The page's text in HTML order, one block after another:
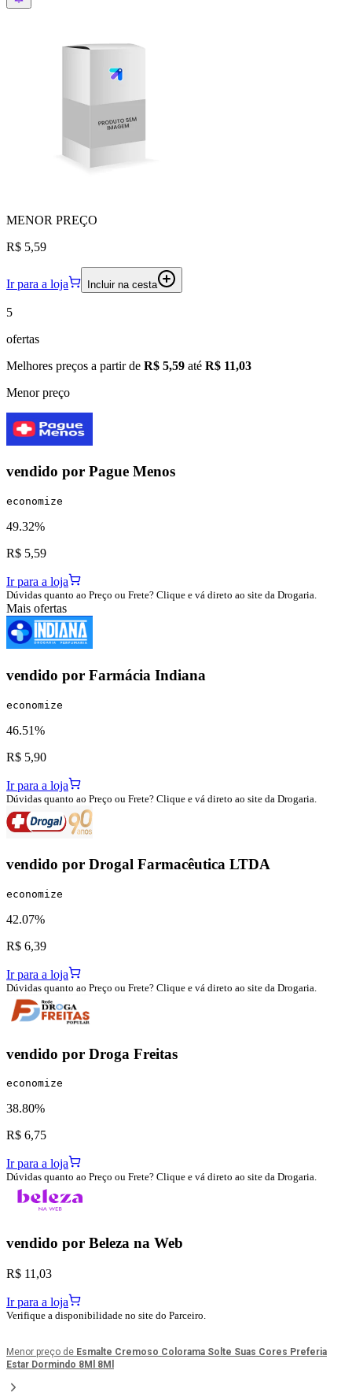
MENOR PREÇO
R$ 5,59
Ir para a loja Incluir na cesta
5
ofertas
Melhores preços a partir de R$ 5,59 até R$ 11,03
Menor preço
vendido por Pague Menos
economize
49.32%
R$ 5,59
Ir para a loja
Dúvidas quanto ao Preço ou Frete? Clique e vá direto ao site da Drogaria.
Mais ofertas
vendido por Farmácia Indiana
economize
46.51%
R$ 5,90
Ir para a loja
Dúvidas quanto ao Preço ou Frete? Clique e vá direto ao site da Drogaria.
vendido por Drogal Farmacêutica LTDA
economize
42.07%
R$ 6,39
Ir para a loja
Dúvidas quanto ao Preço ou Frete? Clique e vá direto ao site da Drogaria.
vendido por Droga Freitas
economize
38.80%
R$ 6,75
Ir para a loja
Dúvidas quanto ao Preço ou Frete? Clique e vá direto ao site da Drogaria.
vendido por Beleza na Web
R$ 11,03
Ir para a loja
Verifique a disponibilidade no site do Parceiro.
Menor preço de Esmalte Cremoso Colorama Solte Suas Cores Preferia
Estar Dormindo 8Ml 8Ml